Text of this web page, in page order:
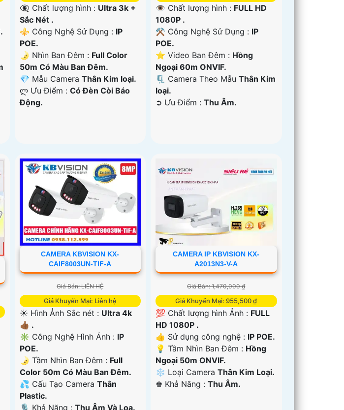
👁️‍🗨 Chất lượng hình : Ultra 3k +
Sắc Nét .
⚜️ Công Nghệ Sử Dụng : IP
POE.
🌛 Nhìn Ban Đêm : Full Color
50m Có Màu Ban Ðêm.
💎 Mẫu Camera Thân Kim loại.
️ლ Ưu Điểm : Có Ðèn Còi Báo
Động.
👁 Chất lượng hình : FULL HD
1080P .
⚒ Công Nghệ Sử Dụng : IP
POE.
⭐ Video Ban Đêm : Hồng
Ngoại 60m ONVIF.
🗜️ Camera Theo MẫuThân Kim
loại.
️➲ Ưu Điểm :Thu Âm.
CAMERA KBVISION KX-
CAIF8003UN-TIF-A
Giá Bán: LIÊN HỆ
Giá Khuyến Mại: Liên hệ
☀️ Hình Ảnh Sắc nét : Ultra 4k
👍🏾 .
✳️ Công Nghệ Hình Ảnh : IP
POE.
🌛 Tầm Nhìn Ban Đêm : Full
Color 50m Có Màu Ban Ðêm.
💦 Cấu Tạo Camera Thân
Plastic.
️🎙 Khả Năng : Thu Âm Và Loa.
CAMERA IP KBVISION KX-
A2013N3-V-A
Giá Bán: 1,470,000 ₫
Giá Khuyến Mại: 955,500 ₫
💯 Chất lượng hình Ảnh : FULL
HD 1080P .
👍 Sử dụng công nghệ : IP POE.
💡 Tầm Nhìn Ban Đêm : Hồng
Ngoại 50m ONVIF.
❄ Loại CameraThân Kim Loại.
️♚ Khả Năng :Thu Âm.